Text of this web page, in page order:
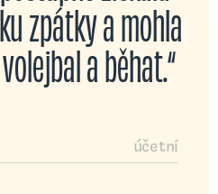
zpátky a mohla
a běhat.“
účetní